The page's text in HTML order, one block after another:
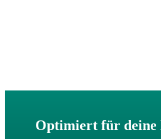
Optimiert für deine